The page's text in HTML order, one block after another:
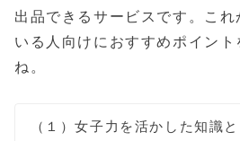
出品できるサービスです。これ
いる人向けにおすすめポイン
ね。
（１）女子力を活かした知識